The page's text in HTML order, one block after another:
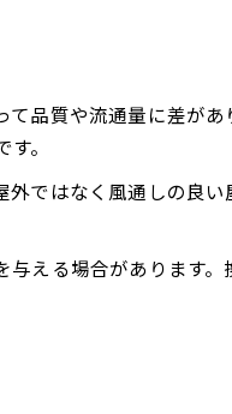
品質や流通量に差が
。
ではなく風通しの良
える場合があります